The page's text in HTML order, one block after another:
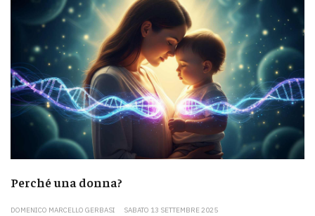
Perché una donna?
DOMENICO MARCELLO GERBASI SABATO 13 SETTEMBRE 2025